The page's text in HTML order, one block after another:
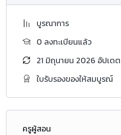
บูรณาการ
0 ลงทะเบียนแล้ว
21 มิถุนายน 2026 อัปเด
ใบรับรองของให้สมบูรณ์
ครูผู้สอน